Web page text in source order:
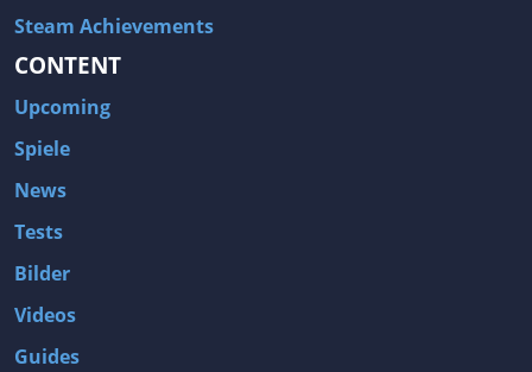
Steam Achievements
CONTENT
Upcoming
Spiele
News
Tests
Bilder
Videos
Guides